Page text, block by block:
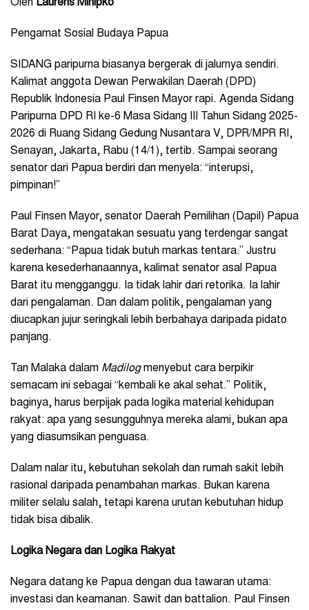
Oleh Laurens Minipko
Pengamat Sosial Budaya Papua
SIDANG paripurna biasanya bergerak di jalurnya sendiri.
Kalimat anggota Dewan Perwakilan Daerah (DPD)
Republik Indonesia Paul Finsen Mayor rapi. Agenda Sidang
Paripurna DPD RI ke-6 Masa Sidang III Tahun Sidang 2025-
2026 di Ruang Sidang Gedung Nusantara V, DPR/MPR RI,
Senayan, Jakarta, Rabu (14/1), tertib. Sampai seorang
senator dari Papua berdiri dan menyela: “interupsi,
pimpinan!”
Paul Finsen Mayor, senator Daerah Pemilihan (Dapil) Papua
Barat Daya, mengatakan sesuatu yang terdengar sangat
sederhana: “Papua tidak butuh markas tentara.” Justru
karena kesederhanaannya, kalimat senator asal Papua
Barat itu mengganggu. Ia tidak lahir dari retorika. Ia lahir
dari pengalaman. Dan dalam politik, pengalaman yang
diucapkan jujur seringkali lebih berbahaya daripada pidato
panjang.
Tan Malaka dalam Madilogmenyebut cara berpikir
semacam ini sebagai “kembali ke akal sehat.” Politik,
baginya, harus berpijak pada logika material kehidupan
rakyat: apa yang sesungguhnya mereka alami, bukan apa
yang diasumsikan penguasa.
Dalam nalar itu, kebutuhan sekolah dan rumah sakit lebih
rasional daripada penambahan markas. Bukan karena
militer selalu salah, tetapi karena urutan kebutuhan hidup
tidak bisa dibalik.
Logika Negara dan Logika Rakyat
Negara datang ke Papua dengan dua tawaran utama:
investasi dan keamanan. Sawit dan battalion. Paul Finsen